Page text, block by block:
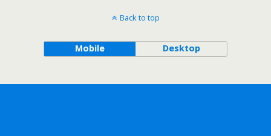
Back to top
Mobile Desktop